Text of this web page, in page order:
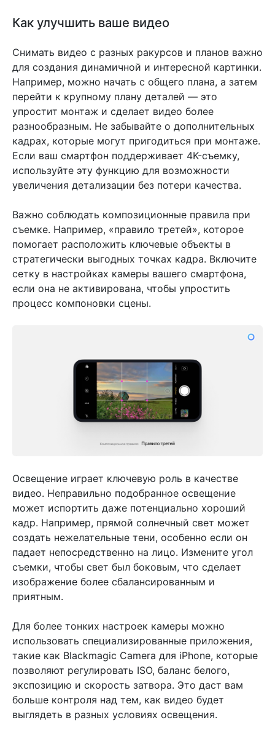
Как улучшить ваше видео
Снимать видео с разных ракурсов и планов важно
для создания динамичной и интересной картинки.
Например, можно начать с общего плана, а затем
перейти к крупному плану деталей — это
упростит монтаж и сделает видео более
разнообразным. Не забывайте о дополнительных
кадрах, которые могут пригодиться при монтаже.
Если ваш смартфон поддерживает 4K-съемку,
используйте эту функцию для возможности
увеличения детализации без потери качества.
Важно соблюдать композиционные правила при
съемке. Например, «правило третей», которое
помогает расположить ключевые объекты в
стратегически выгодных точках кадра. Включите
сетку в настройках камеры вашего смартфона,
если она не активирована, чтобы упростить
процесс компоновки сцены.
Освещение играет ключевую роль в качестве
видео. Неправильно подобранное освещение
может испортить даже потенциально хороший
кадр. Например, прямой солнечный свет может
создать нежелательные тени, особенно если он
падает непосредственно на лицо. Измените угол
съемки, чтобы свет был боковым, что сделает
изображение более сбалансированным и
приятным.
Для более тонких настроек камеры можно
использовать специализированные приложения,
такие как Blackmagic Camera для iPhone, которые
позволяют регулировать ISO, баланс белого,
экспозицию и скорость затвора. Это даст вам
больше контроля над тем, как видео будет
выглядеть в разных условиях освещения.